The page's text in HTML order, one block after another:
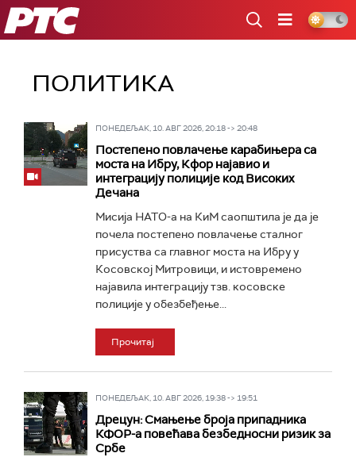
РТС
ПОЛИТИКА
ПОНЕДЕЉАК, 10. АВГ 2026, 20:18 -> 20:48
Постепено повлачење карабињера са
моста на Ибру, Кфор најавио и
интеграцију полиције код Високих
Дечана
Мисија НАТО-а на КиМ саопштила је да је
почела постепено повлачење сталног
присуства са главног моста на Ибру у
Косовској Митровици, и истовремено
најавила интеграцију тзв. косовске
полиције у обезбеђење...
Прочитај
ПОНЕДЕЉАК, 10. АВГ 2026, 19:38 -> 19:51
Дрецун: Смањење броја припадника
КФОР-а повећава безбедносни ризик за
Србе